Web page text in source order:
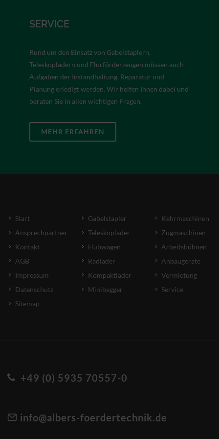
SERVICE
Rund um den Einsatz von Gabelstaplern,
Teleskopladern und Flurförderzeugen müssen auch
Aufgaben der Instandhaltung, Reparatur und
Planung erledigt werden. Wir helfen Ihnen dabei und
beraten Sie in allen wichtigen Fragen.
MEHR ERFAHREN
Start
Ansprechpartner
Kontakt
AGB
Impressum
Datenschutz
Sitemap
Gabelstapler
Teleskoplader
Hubwagen
Radlader
Kompaktlader
Minibagger
Kehrmaschinen
Zugmaschinen
Arbeitsbühnen
Anbaugeräte
Vermietung
Service
+49 (0) 5935 70557-0
info@albers-foerdertechnik.de